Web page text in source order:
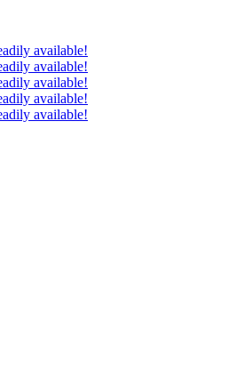
available!
available!
available!
available!
available!